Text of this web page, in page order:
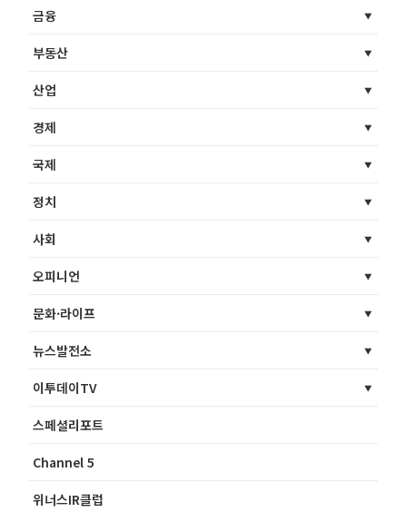
금융
부동산
산업
경제
국제
정치
사회
오피니언
문화·라이프
뉴스발전소
이투데이TV
스페셜리포트
Channel 5
위너스IR클럽